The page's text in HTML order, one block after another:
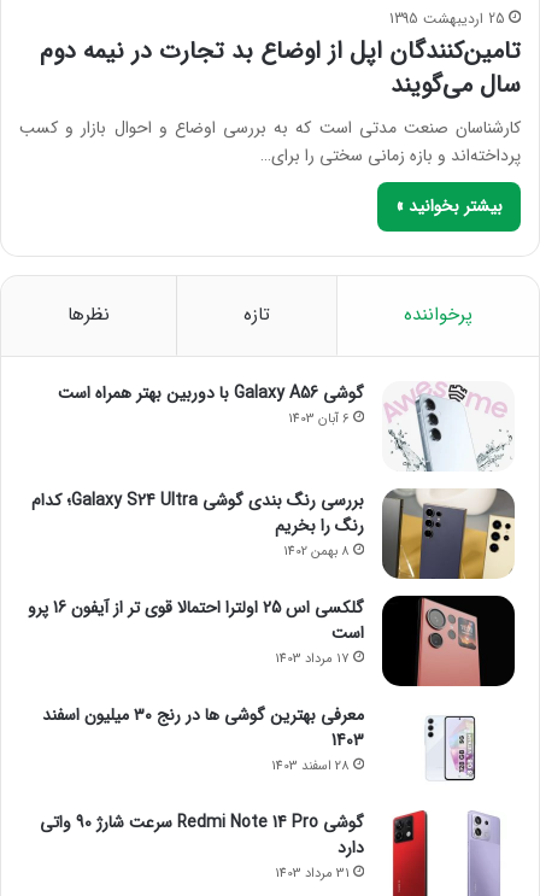
25 اردیبهشت 1395
تامین‌کنندگان اپل از اوضاع بد تجارت در نیمه دوم
سال می‌گویند
کارشناسان صنعت مدتی است که به بررسی اوضاع و احوال بازار و کسب
پرداخته‌اند و بازه زمانی سختی را برای…
بیشتر بخوانید »
پرخواننده تازه نظرها
گوشی Galaxy A56 با دوربین بهتر همراه است
6 آبان 1403
بررسی رنگ بندی گوشی Galaxy S24 Ultra؛ کدام
رنگ را بخریم
8 بهمن 1402
گلکسی اس 25 اولترا احتمالا قوی تر از آیفون 16 پرو
است
17 مرداد 1403
معرفی بهترین گوشی ها در رنج ۳۰ میلیون اسفند
1403
28 اسفند 1403
گوشی Redmi Note 14 Pro سرعت شارژ 90 واتی
دارد
31 مرداد 1403